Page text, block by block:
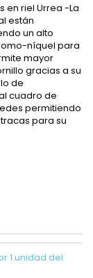
en riel Urrea -La
están
un alto
níquel para
mayor
gracias a su
de
cuadro de
permitiendo
para su
1 unidad del